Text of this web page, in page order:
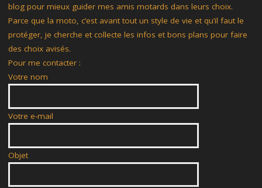
blog pour mieux guider mes amis motards dans leurs choix.
Parce que la moto, c’est avant tout un style de vie et qu’il faut le
protéger, je cherche et collecte les infos et bons plans pour faire
des choix avisés.
Pour me contacter :
Votre nom
Votre e-mail
Objet